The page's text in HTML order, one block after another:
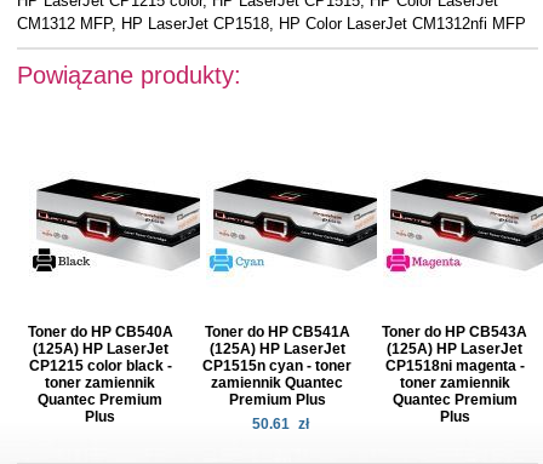
CM1312 MFP, HP LaserJet CP1518, HP Color LaserJet CM1312nfi MFP
Powiązane produkty:
Toner do HP CB540A
(125A) HP LaserJet
CP1215 color black -
toner zamiennik
Quantec Premium
Plus
Toner do HP CB541A
(125A) HP LaserJet
CP1515n cyan - toner
zamiennik Quantec
Premium Plus
50.61 zł
Toner do HP CB543A
(125A) HP LaserJet
CP1518ni magenta -
toner zamiennik
Quantec Premium
Plus